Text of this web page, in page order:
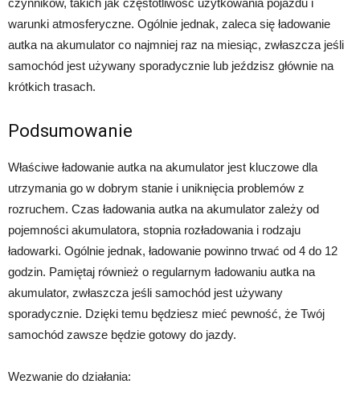
warunki atmosferyczne. Ogólnie jednak, zaleca się ładowanie
autka na akumulator co najmniej raz na miesiąc, zwłaszcza jeśli
samochód jest używany sporadycznie lub jeździsz głównie na
krótkich trasach.
Podsumowanie
Właściwe ładowanie autka na akumulator jest kluczowe dla
utrzymania go w dobrym stanie i uniknięcia problemów z
rozruchem. Czas ładowania autka na akumulator zależy od
pojemności akumulatora, stopnia rozładowania i rodzaju
ładowarki. Ogólnie jednak, ładowanie powinno trwać od 4 do 12
godzin. Pamiętaj również o regularnym ładowaniu autka na
akumulator, zwłaszcza jeśli samochód jest używany
sporadycznie. Dzięki temu będziesz mieć pewność, że Twój
samochód zawsze będzie gotowy do jazdy.
Wezwanie do działania: